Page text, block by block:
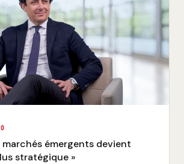
marchés émergents devient
stratégique »